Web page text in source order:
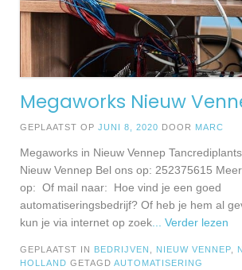
Megaworks Nieuw
GEPLAATST OP JUNI 8, 2020 DOOR MARC
Megaworks in Nieuw Vennep
Nieuw Vennep Bel ons op: 252375615
op: Of mail naar: Hoe vind je een goed
automatiseringsbedrijf? Of heb je hem al
kun je via internet op zoek... Verder lezen
GEPLAATST IN BEDRIJVEN NIEUW VENNEP
HOLLAND GETAGD AUTOMATISERING